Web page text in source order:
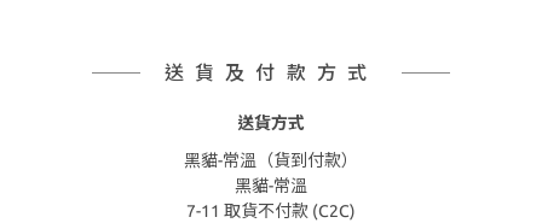
送貨及付款方式
送貨方式
黑貓-常溫（貨到付款）
黑貓-常溫
7-11 取貨不付款 (C2C)